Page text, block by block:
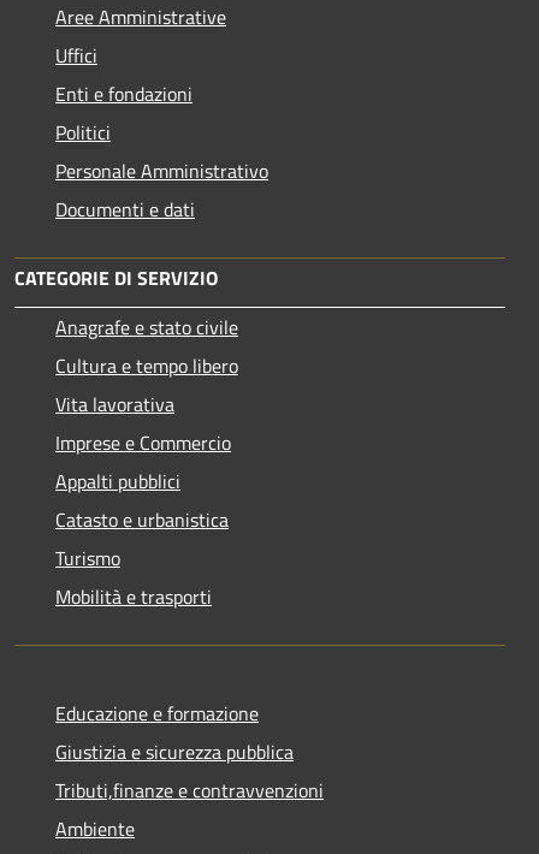
Aree Amministrative
Uffici
Enti e fondazioni
Politici
Personale Amministrativo
Documenti e dati
CATEGORIE DI SERVIZIO
Anagrafe e stato civile
Cultura e tempo libero
Vita lavorativa
Imprese e Commercio
Appalti pubblici
Catasto e urbanistica
Turismo
Mobilità e trasporti
Educazione e formazione
Giustizia e sicurezza pubblica
Tributi,finanze e contravvenzioni
Ambiente